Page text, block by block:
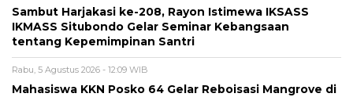
Sambut Harjakasi ke-208, Rayon Istimewa IKSASS
IKMASS Situbondo Gelar Seminar Kebangsaan
tentang Kepemimpinan Santri
Rabu, 5 Agustus 2026 - 12:09 WIB
Mahasiswa KKN Posko 64 Gelar Reboisasi Mangrove di